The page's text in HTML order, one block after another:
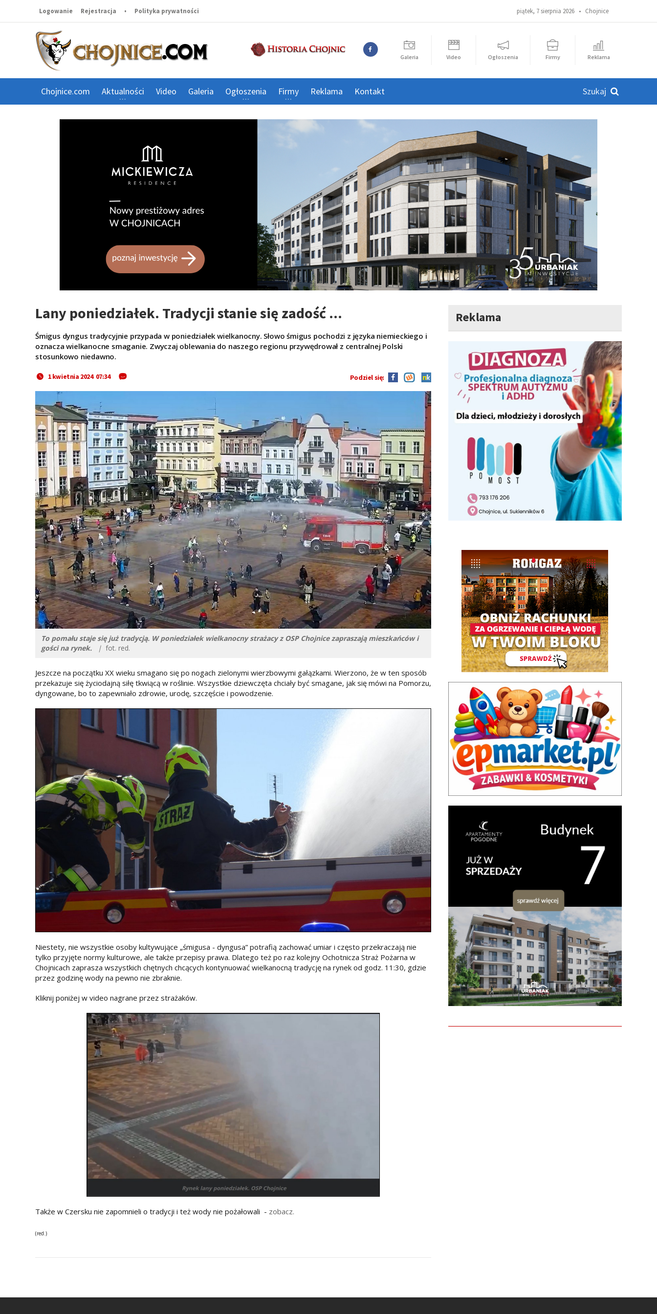
piątek, 7 sierpnia 2026 • Chojnice
Logowanie Rejestracja • Polityka prywatności
Galeria Video Ogłoszenia Firmy Reklama
Chojnice.com Aktualności Video Galeria Ogłoszenia Firmy Reklama Kontakt
Lany poniedziałek. Tradycji stanie się zadość ...
Śmigus dyngus tradycyjnie przypada w poniedziałek wielkanocny. Słowo śmigus pochodzi z języka niemieckiego i
oznacza wielkanocne smaganie. Zwyczaj oblewania do naszego regionu przywędrował z centralnej Polski
stosunkowo niedawno.
1 kwietnia 2024 07:34 Podziel się:
To pomału staje się już tradycją. W poniedziałek wielkanocny strażacy z OSP Chojnice zapraszają mieszkańców i
gości na rynek. | fot. red.
Jeszcze na początku XX wieku smagano się po nogach zielonymi wierzbowymi gałązkami. Wierzono, że w ten sposób
przekazuje się życiodajną siłę tkwiącą w roślinie. Wszystkie dziewczęta chciały być smagane, jak się mówi na Pomorzu,
dyngowane, bo to zapewniało zdrowie, urodę, szczęście i powodzenie.
Niestety, nie wszystkie osoby kultywujące „śmigusa - dyngusa” potrafią zachować umiar i często przekraczają nie
tylko przyjęte normy kulturowe, ale także przepisy prawa. Dlatego też po raz kolejny Ochotnicza Straż Pożarna w
Chojnicach zaprasza wszystkich chętnych chcących kontynuować wielkanocną tradycję na rynek od godz. 11:30, gdzie
przez godzinę wody na pewno nie zbraknie.
Kliknij poniżej w video nagrane przez strażaków.
Także w Czersku nie zapomnieli o tradycji i też wody nie pożałowali - zobacz.
(red.)
Reklama